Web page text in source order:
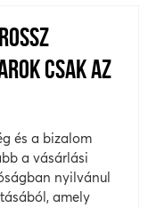
CSAK AZ
és a bizalom
a vásárlási
nyilvánul
amely